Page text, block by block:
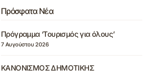
Πρόσφατα Νέα
Πρόγραμμα ‘Τουρισμός για όλους’
7 Αυγούστου 2026
ΚΑΝΟΝΙΣΜΟΣ ΔΗΜΟΤΙΚΗΣ